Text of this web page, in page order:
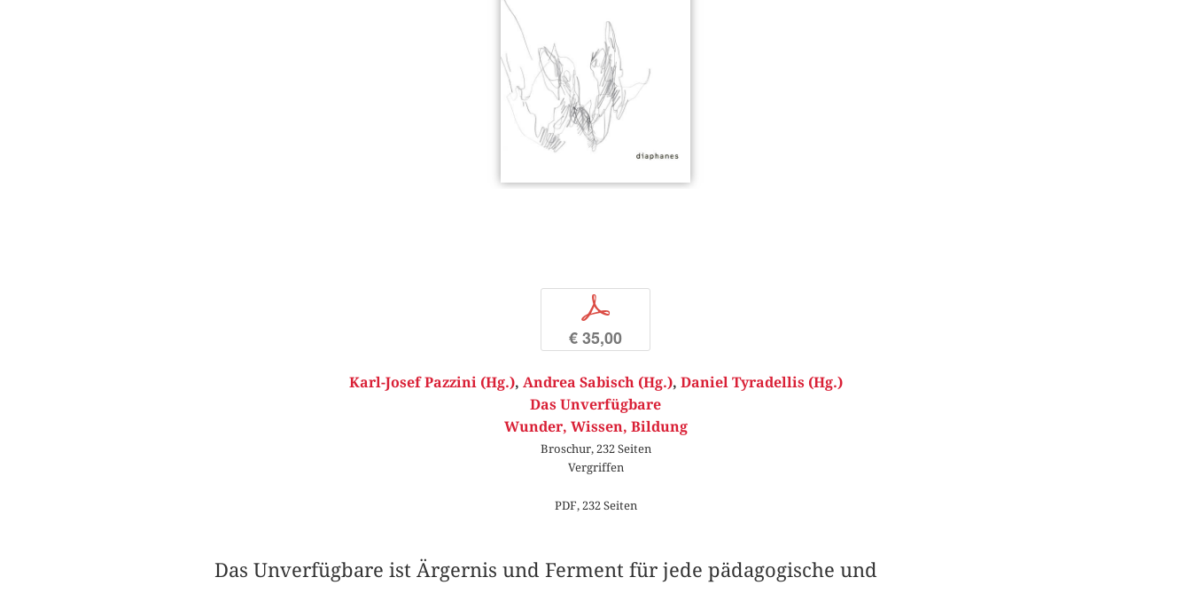
p
€ 35,00
Karl-Josef Pazzini (Hg.), Andrea Sabisch (Hg.), Daniel Tyradellis (Hg.)
Das Unverfügbare
Wunder, Wissen, Bildung
Broschur, 232 Seiten
Vergriffen
PDF, 232 Seiten
Das Unverfügbare ist Ärgernis und Ferment für jede pädagogische und